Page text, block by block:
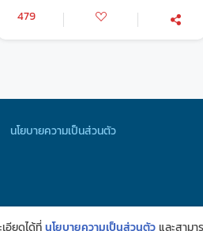
479
นโยบายความเป็นส่วนตัว
อียดได้ที่ นโยบายความเป็นส่วนตัว และสามา